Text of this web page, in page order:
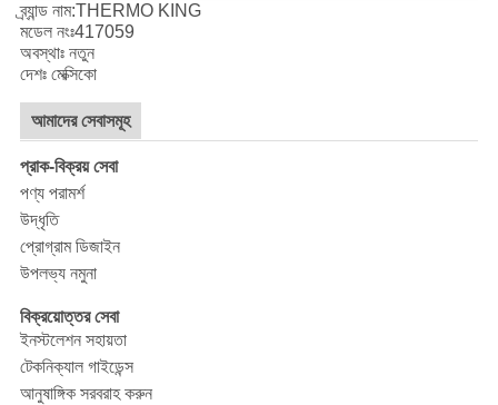
ব্র্যান্ড নাম:THERMO KING
মডেল নংঃ417059
অবস্থাঃ নতুন
দেশঃ মেক্সিকো
আমাদের সেবাসমূহ
প্রাক-বিক্রয় সেবা
পণ্য পরামর্শ
উদ্ধৃতি
প্রোগ্রাম ডিজাইন
উপলভ্য নমুনা
বিক্রয়োত্তর সেবা
ইনস্টলেশন সহায়তা
টেকনিক্যাল গাইডেন্স
আনুষাঙ্গিক সরবরাহ করুন